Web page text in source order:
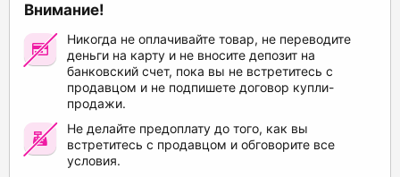
Внимание!
Никогда не оплачивайте товар, не переводите
деньги на карту и не вносите депозит на
банковский счет, пока вы не встретитесь с
продавцом и не подпишете договор купли-
продажи.
Не делайте предоплату до того, как вы
встретитесь с продавцом и обговорите все
условия.